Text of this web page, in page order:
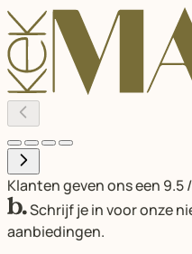
Klanten geven ons een 9.5
Schrijf je in voor onze
aanbiedingen.